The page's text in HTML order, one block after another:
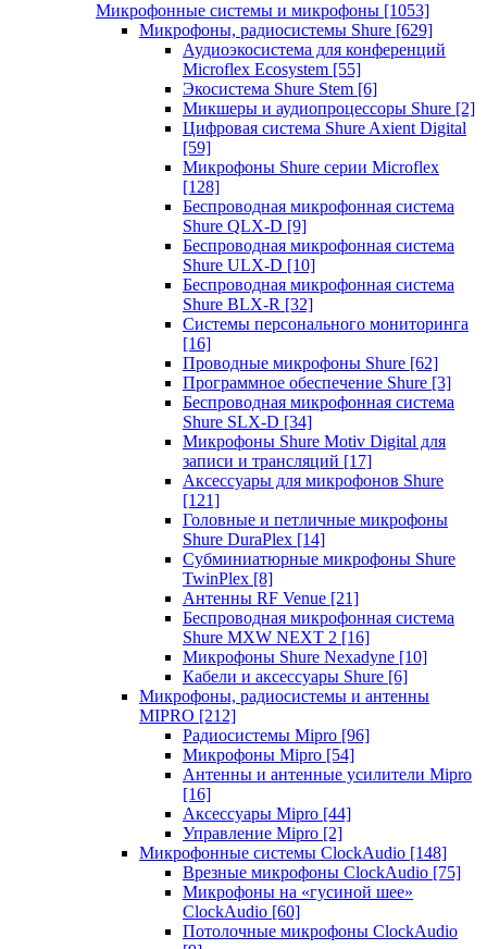
Микрофонные системы и микрофоны [1053]
Микрофоны, радиосистемы Shure [629]
Аудиоэкосистема для конференций
Microflex Ecosystem [55]
Экосистема Shure Stem [6]
Микшеры и аудиопроцессоры Shure [2]
Цифровая система Shure Axient Digital
[59]
Микрофоны Shure серии Microflex
[128]
Беспроводная микрофонная система
Shure QLX-D [9]
Беспроводная микрофонная система
Shure ULX-D [10]
Беспроводная микрофонная система
Shure BLX-R [32]
Системы персонального мониторинга
[16]
Проводные микрофоны Shure [62]
Программное обеспечение Shure [3]
Беспроводная микрофонная система
Shure SLX-D [34]
Микрофоны Shure Motiv Digital для
записи и трансляций [17]
Аксессуары для микрофонов Shure
[121]
Головные и петличные микрофоны
Shure DuraPlex [14]
Субминиатюрные микрофоны Shure
TwinPlex [8]
Антенны RF Venue [21]
Беспроводная микрофонная система
Shure MXW NEXT 2 [16]
Микрофоны Shure Nexadyne [10]
Кабели и аксессуары Shure [6]
Микрофоны, радиосистемы и антенны
MIPRO [212]
Радиосистемы Mipro [96]
Микрофоны Mipro [54]
Антенны и антенные усилители Mipro
[16]
Аксессуары Mipro [44]
Управление Mipro [2]
Микрофонные системы ClockAudio [148]
Врезные микрофоны ClockAudio [75]
Микрофоны на «гусиной шее»
ClockAudio [60]
Потолочные микрофоны ClockAudio